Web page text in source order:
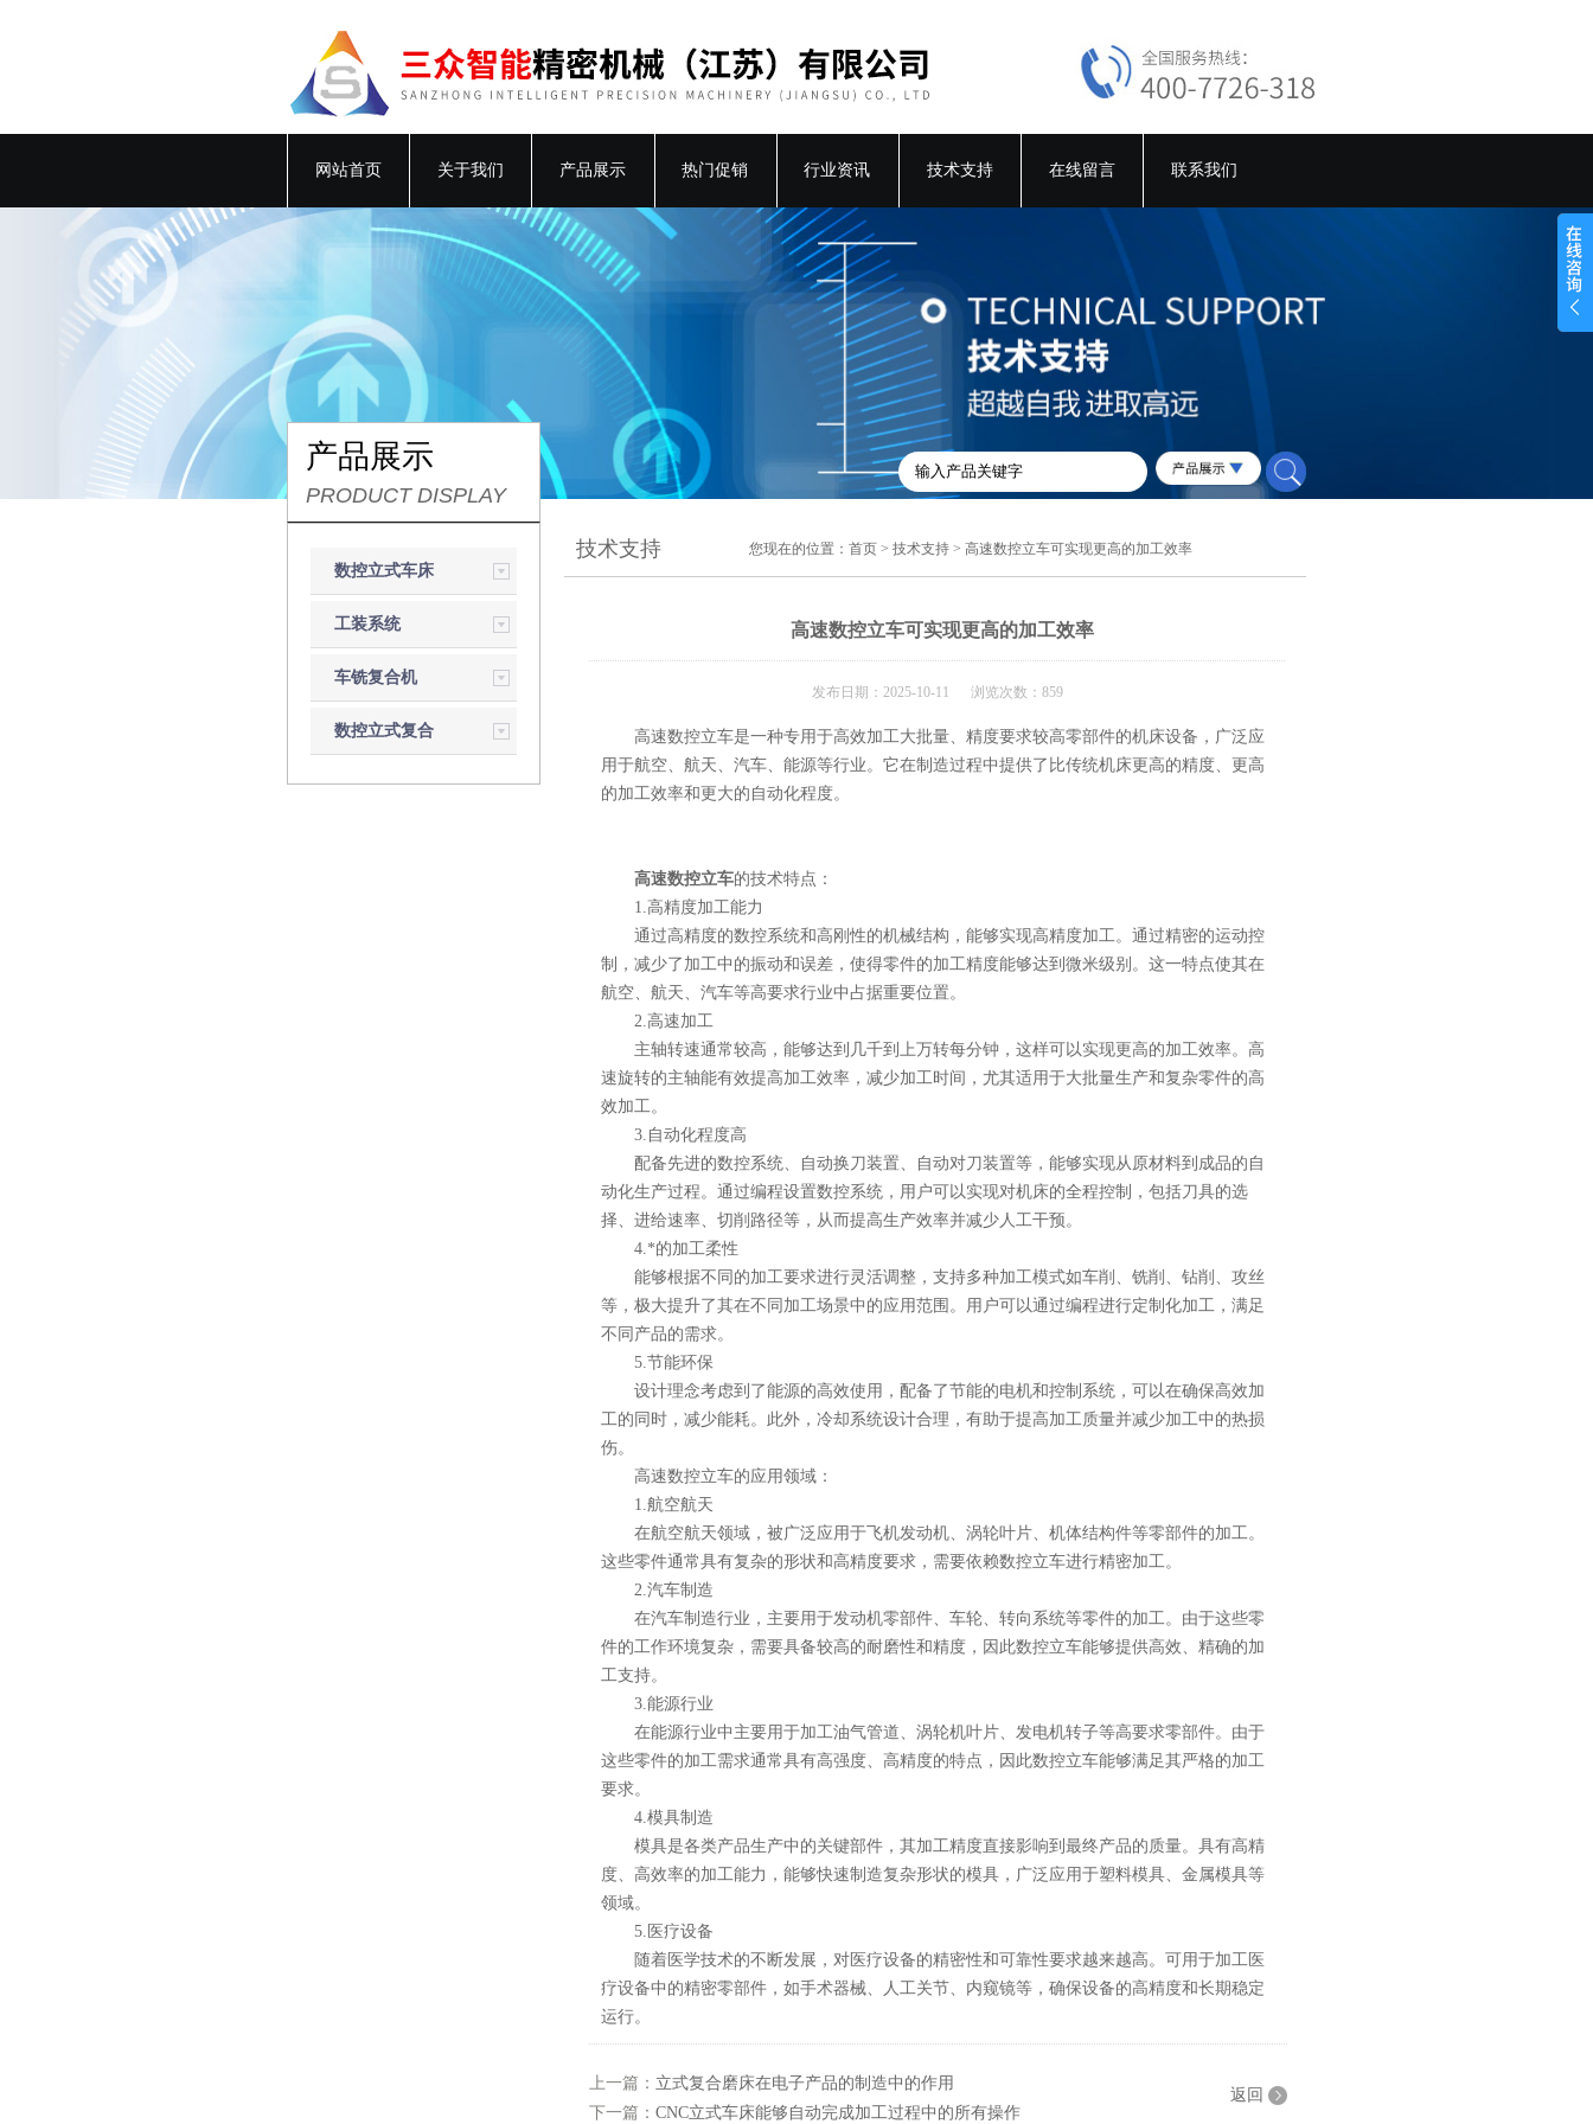
网站首页 关于我们 产品展示 热门促销 行业资讯 技术支持 在线留言 联系我们
产品展示
PRODUCT DISPLAY
数控立式车床
工装系统
车铣复合机
数控立式复合
技术支持 您现在的位置：首页 >技术支持 > 高速数控立车可实现更高的加工效率
高速数控立车可实现更高的加工效率
发布日期：2025-10-11 浏览次数：859
高速数控立车是一种专用于高效加工大批量、精度要求较高零部件的机床设备，广泛应
用于航空、航天、汽车、能源等行业。它在制造过程中提供了比传统机床更高的精度、更高
的加工效率和更大的自动化程度。
高速数控立车的技术特点：
1.高精度加工能力
通过高精度的数控系统和高刚性的机械结构，能够实现高精度加工。通过精密的运动控
制，减少了加工中的振动和误差，使得零件的加工精度能够达到微米级别。这一特点使其在
航空、航天、汽车等高要求行业中占据重要位置。
2.高速加工
主轴转速通常较高，能够达到几千到上万转每分钟，这样可以实现更高的加工效率。高
速旋转的主轴能有效提高加工效率，减少加工时间，尤其适用于大批量生产和复杂零件的高
效加工。
3.自动化程度高
配备先进的数控系统、自动换刀装置、自动对刀装置等，能够实现从原材料到成品的自
动化生产过程。通过编程设置数控系统，用户可以实现对机床的全程控制，包括刀具的选
择、进给速率、切削路径等，从而提高生产效率并减少人工干预。
4.*的加工柔性
能够根据不同的加工要求进行灵活调整，支持多种加工模式如车削、铣削、钻削、攻丝
等，极大提升了其在不同加工场景中的应用范围。用户可以通过编程进行定制化加工，满足
不同产品的需求。
5.节能环保
设计理念考虑到了能源的高效使用，配备了节能的电机和控制系统，可以在确保高效加
工的同时，减少能耗。此外，冷却系统设计合理，有助于提高加工质量并减少加工中的热损
伤。
高速数控立车的应用领域：
1.航空航天
在航空航天领域，被广泛应用于飞机发动机、涡轮叶片、机体结构件等零部件的加工。
这些零件通常具有复杂的形状和高精度要求，需要依赖数控立车进行精密加工。
2.汽车制造
在汽车制造行业，主要用于发动机零部件、车轮、转向系统等零件的加工。由于这些零
件的工作环境复杂，需要具备较高的耐磨性和精度，因此数控立车能够提供高效、精确的加
工支持。
3.能源行业
在能源行业中主要用于加工油气管道、涡轮机叶片、发电机转子等高要求零部件。由于
这些零件的加工需求通常具有高强度、高精度的特点，因此数控立车能够满足其严格的加工
要求。
4.模具制造
模具是各类产品生产中的关键部件，其加工精度直接影响到最终产品的质量。具有高精
度、高效率的加工能力，能够快速制造复杂形状的模具，广泛应用于塑料模具、金属模具等
领域。
5.医疗设备
随着医学技术的不断发展，对医疗设备的精密性和可靠性要求越来越高。可用于加工医
疗设备中的精密零部件，如手术器械、人工关节、内窥镜等，确保设备的高精度和长期稳定
运行。
上一篇： 立式复合磨床在电子产品的制造中的作用
下一篇： CNC立式车床能够自动完成加工过程中的所有操作
返回